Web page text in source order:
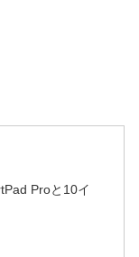
Proと10イ